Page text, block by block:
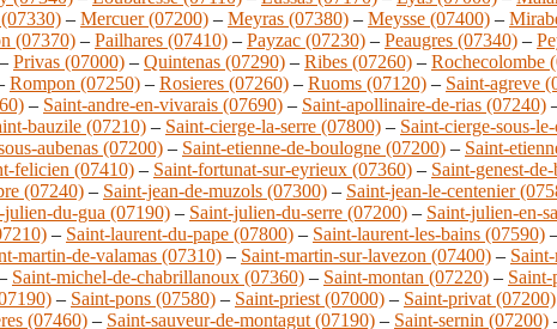
– Mercuer (07200) – Meyras (07380) – Meysse (07400) –
(07370) – Pailhares (07410) – Payzac (07230) – Peaugres (07340) –
– Privas (07000) – Quintenas (07290) – Ribes (07260) – Rochecolombe
Rompon (07250) – Rosieres (07260) – Ruoms (07120) – Saint-agreve
– Saint-andre-en-vivarais (07690) – Saint-apollinaire-de-rias (07240)
bauzile (07210) – Saint-cierge-la-serre (07800) – Saint-cierge-sous-
aubenas (07200) – Saint-etienne-de-boulogne (07200) – Saint-
felicien (07410) – Saint-fortunat-sur-eyrieux (07360) – Saint-genest-
(07240) – Saint-jean-de-muzols (07300) – Saint-jean-le-centenier
julien-du-gua (07190) – Saint-julien-du-serre (07200) – Saint-julien-en-
– Saint-laurent-du-pape (07800) – Saint-laurent-les-bains (07590)
martin-de-valamas (07310) – Saint-martin-sur-lavezon (07400) –
Saint-michel-de-chabrillanoux (07360) – Saint-montan (07220) –
– Saint-pons (07580) – Saint-priest (07000) – Saint-privat (07200)
(07460) – Saint-sauveur-de-montagut (07190) – Saint-sernin (07200)